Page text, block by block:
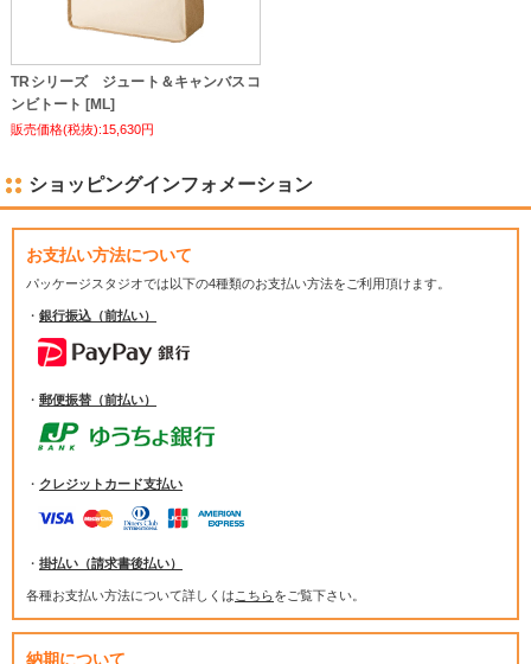
TRシリーズ ジュート＆キャンバスコ
ンビトート [ML]
販売価格(税抜):15,630円
ショッピングインフォメーション
お支払い方法について
パッケージスタジオでは以下の4種類のお支払い方法をご利用頂けます。
・ 銀行振込（前払い）
・ 郵便振替（前払い）
・ クレジットカード支払い
・ 掛払い（請求書後払い）
各種お支払い方法について詳しくは こちらをご覧下さい。
納期について